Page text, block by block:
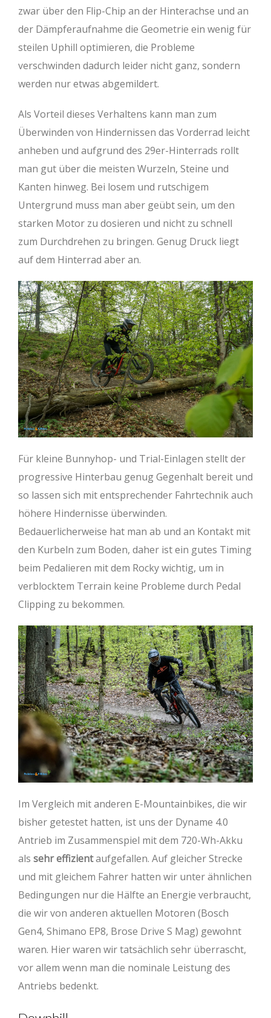
zwar über den Flip-Chip an der Hinterachse und an
der Dämpferaufnahme die Geometrie ein wenig für
steilen Uphill optimieren, die Probleme
verschwinden dadurch leider nicht ganz, sondern
werden nur etwas abgemildert.
Als Vorteil dieses Verhaltens kann man zum
Überwinden von Hindernissen das Vorderrad leicht
anheben und aufgrund des 29er-Hinterrads rollt
man gut über die meisten Wurzeln, Steine und
Kanten hinweg. Bei losem und rutschigem
Untergrund muss man aber geübt sein, um den
starken Motor zu dosieren und nicht zu schnell
zum Durchdrehen zu bringen. Genug Druck liegt
auf dem Hinterrad aber an.
Für kleine Bunnyhop- und Trial-Einlagen stellt der
progressive Hinterbau genug Gegenhalt bereit und
so lassen sich mit entsprechender Fahrtechnik auch
höhere Hindernisse überwinden.
Bedauerlicherweise hat man ab und an Kontakt mit
den Kurbeln zum Boden, daher ist ein gutes Timing
beim Pedalieren mit dem Rocky wichtig, um in
verblocktem Terrain keine Probleme durch Pedal
Clipping zu bekommen.
Im Vergleich mit anderen E-Mountainbikes, die wir
bisher getestet hatten, ist uns der Dyname 4.0
Antrieb im Zusammenspiel mit dem 720-Wh-Akku
als sehr effizientaufgefallen. Auf gleicher Strecke
und mit gleichem Fahrer hatten wir unter ähnlichen
Bedingungen nur die Hälfte an Energie verbraucht,
die wir von anderen aktuellen Motoren (Bosch
Gen4, Shimano EP8, Brose Drive S Mag) gewohnt
waren. Hier waren wir tatsächlich sehr überrascht,
vor allem wenn man die nominale Leistung des
Antriebs bedenkt.